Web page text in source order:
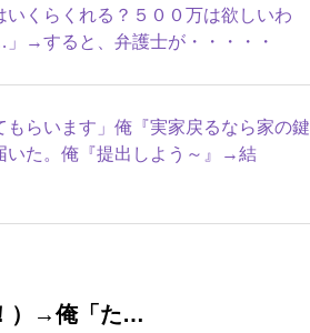
くらくれる？５００万は欲しいわ
→すると、弁護士が・・・・・
らいます」俺『実家戻るなら家の鍵
いた。俺『提出しよう～』→結
）→俺「た…